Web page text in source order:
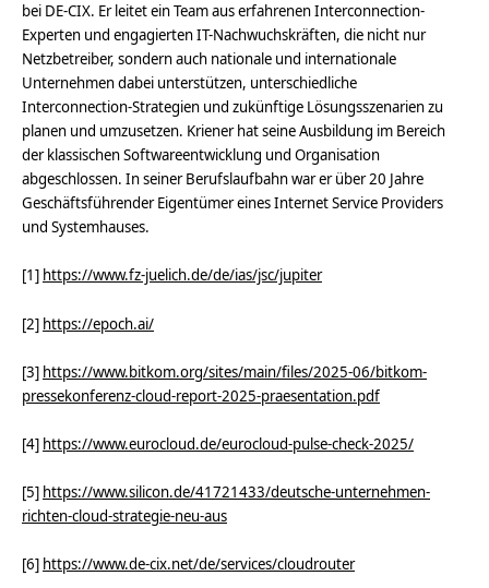
bei DE-CIX. Er leitet ein Team aus erfahrenen Interconnection-
Experten und engagierten IT-Nachwuchskräften, die nicht nur
Netzbetreiber, sondern auch nationale und internationale
Unternehmen dabei unterstützen, unterschiedliche
Interconnection-Strategien und zukünftige Lösungsszenarien zu
planen und umzusetzen. Kriener hat seine Ausbildung im Bereich
der klassischen Softwareentwicklung und Organisation
abgeschlossen. In seiner Berufslaufbahn war er über 20 Jahre
Geschäftsführender Eigentümer eines Internet Service Providers
und Systemhauses.
[1] https://www.fz-juelich.de/de/ias/jsc/jupiter
[2] https://epoch.ai/
[3] https://www.bitkom.org/sites/main/files/2025-06/bitkom-
pressekonferenz-cloud-report-2025-praesentation.pdf
[4] https://www.eurocloud.de/eurocloud-pulse-check-2025/
[5] https://www.silicon.de/41721433/deutsche-unternehmen-
richten-cloud-strategie-neu-aus
[6] https://www.de-cix.net/de/services/cloudrouter